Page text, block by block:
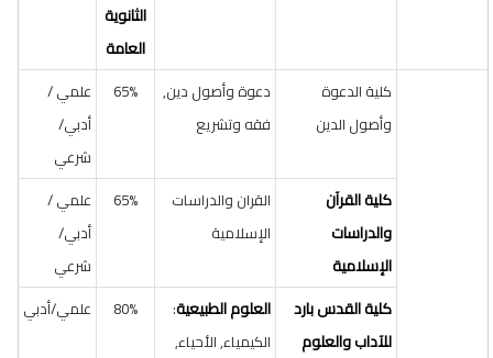
الثانوية
العامة
كلية الدعوة
وأصول الدين
دعوة وأصول دين,
فقه وتشريع
65%
علمي /
أدبي/
شرعي
كلية القرآن
والدراسات
الإسلامية
القران والدراسات
الإسلامية
65%
علمي /
أدبي/
شرعي
كلية القدس بارد
للآداب والعلوم
العلوم الطبيعية:
الكيمياء, الأحياء,
80% علمي/أدبي